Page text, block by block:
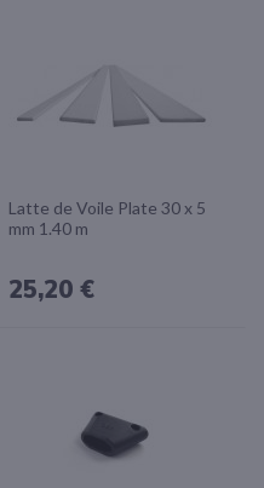
Latte de Voile Plate 30 x 5
mm 1.40 m
25,20 €